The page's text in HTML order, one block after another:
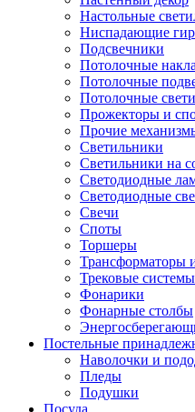
Настольные
Ниспадающие
Подсвечники
Потолочные
Потолочные
Потолочные
Прожекторы и
Прочие
Светильники
Светильники на
Светодиодные
Светодиодные
Свечи
Споты
Торшеры
Трансформаторы
Трековые системы
Фонарики
Фонарные столбы
Постельные
Наволочки и
Пледы
Подушки
Посуда